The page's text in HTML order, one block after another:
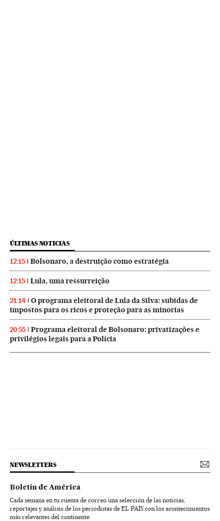
ÚLTIMAS NOTICIAS
12:15 Bolsonaro, a destruição como estratégia
12:15 Lula, uma ressurreição
21:14
O programa eleitoral de Lula da Silva: subidas de
impostos para os ricos e proteção para as minorias
20:55
Programa eleitoral de Bolsonaro: privatizações e
privilégios legais para a Polícia
NEWSLETTERS
Boletín de América
Cada semana en tu cuenta de correo una selección de las noticias,
reportajes y análisis de los periodistas de EL PAÍS con los acontecimientos
más relevantes del continente.